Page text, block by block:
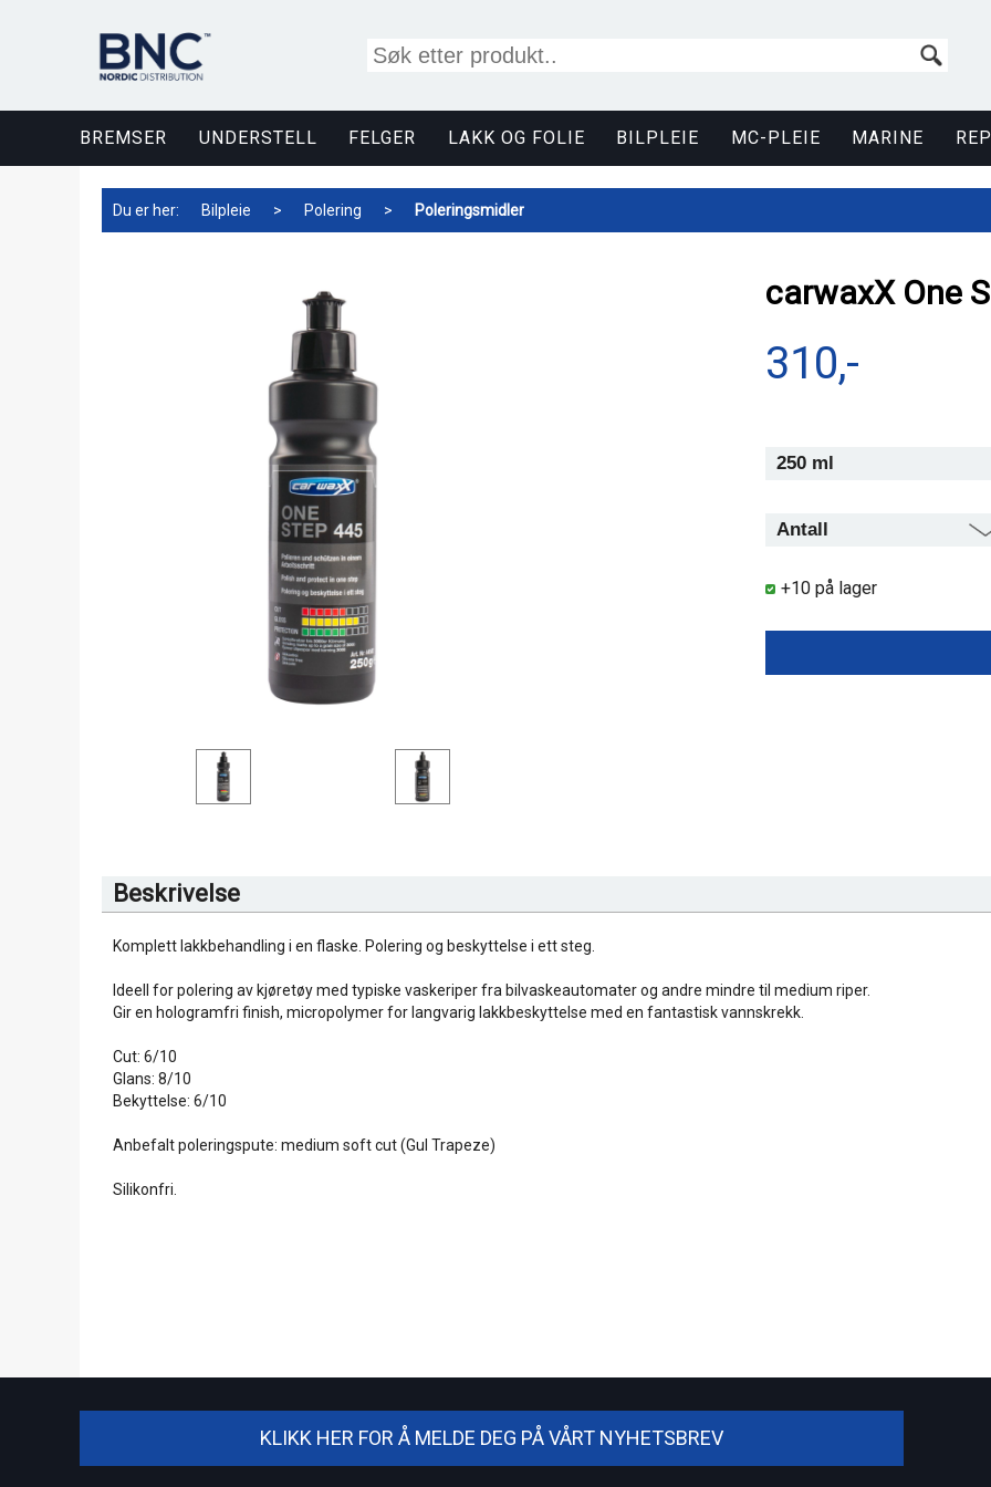
BREMSER UNDERSTELL FELGER LAKK OG FOLIE BILPLEIE MC-PLEIE MARINE
Du er her: Bilpleie > Polering > Poleringsmidler
carwaxX One
310,-
+10 på lager
Beskrivelse
Komplett lakkbehandling i en flaske. Polering og beskyttelse i ett steg.
Ideell for polering av kjøretøy med typiske vaskeriper fra bilvaskeautomater og andre mindre til medium riper.
Gir en hologramfri finish, micropolymer for langvarig lakkbeskyttelse med en fantastisk vannskrekk.
Cut: 6/10
Glans: 8/10
Bekyttelse: 6/10
Anbefalt poleringspute: medium soft cut (Gul Trapeze)
Silikonfri.
KLIKK HER FOR Å MELDE DEG PÅ VÅRT NYHETSBREV